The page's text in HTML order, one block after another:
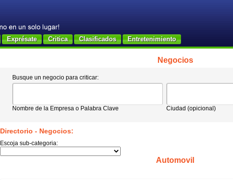
Exprésate Critica Clasificados Entretenimiento
Negocios
Busque un negocio para criticar:
Nombre de la Empresa o Palabra Clave Ciudad (opicional)
Directorio - Negocios:
Escoja sub-categoria:
Automovil